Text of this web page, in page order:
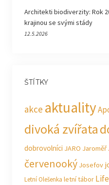
Architekti biodiverzity: Rok
krajinou se svými stády
12.5.2026
ŠTÍTKY
akce aktuality
divoká zvířata
dobrovolníci JARO Jaroměř
červenooký Josefov
Letní Olešenka letní tábor Life